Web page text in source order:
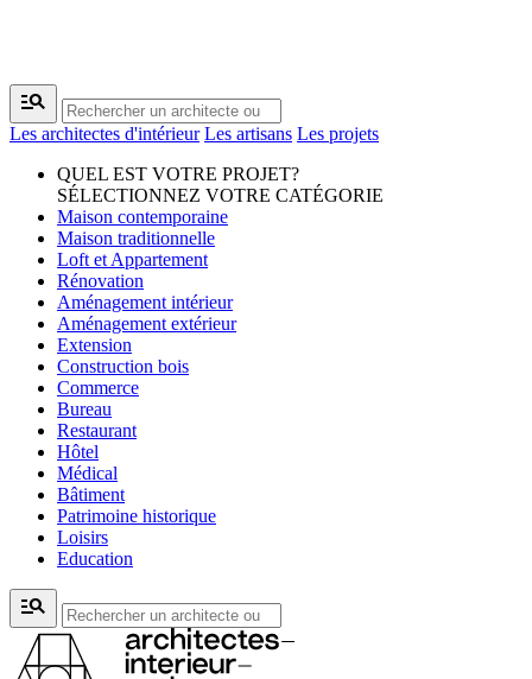
manage_search
Les architectes d'intérieur Les artisans Les projets
QUEL EST VOTRE PROJET?
SÉLECTIONNEZ VOTRE CATÉGORIE
Maison contemporaine
Maison traditionnelle
Loft et Appartement
Rénovation
Aménagement intérieur
Aménagement extérieur
Extension
Construction bois
Commerce
Bureau
Restaurant
Hôtel
Médical
Bâtiment
Patrimoine historique
Loisirs
Education
manage_search